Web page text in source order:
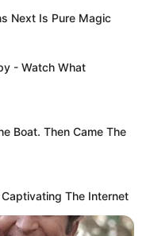
Next Is Pure Magic
- Watch What
Boat. Then Came The
The Internet